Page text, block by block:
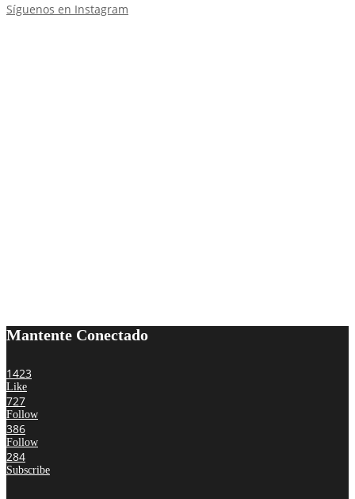
Síguenos en Instagram
Mantente Conectado
1423
Like
727
Follow
386
Follow
284
Subscribe